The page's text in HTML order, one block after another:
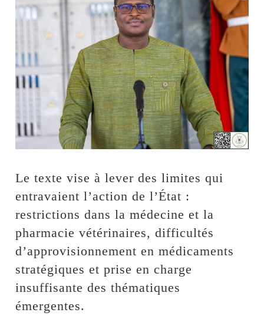
Le texte vise à lever des limites qui
entravaient l’action de l’État :
restrictions dans la médecine et la
pharmacie vétérinaires, difficultés
d’approvisionnement en médicaments
stratégiques et prise en charge
insuffisante des thématiques
émergentes.